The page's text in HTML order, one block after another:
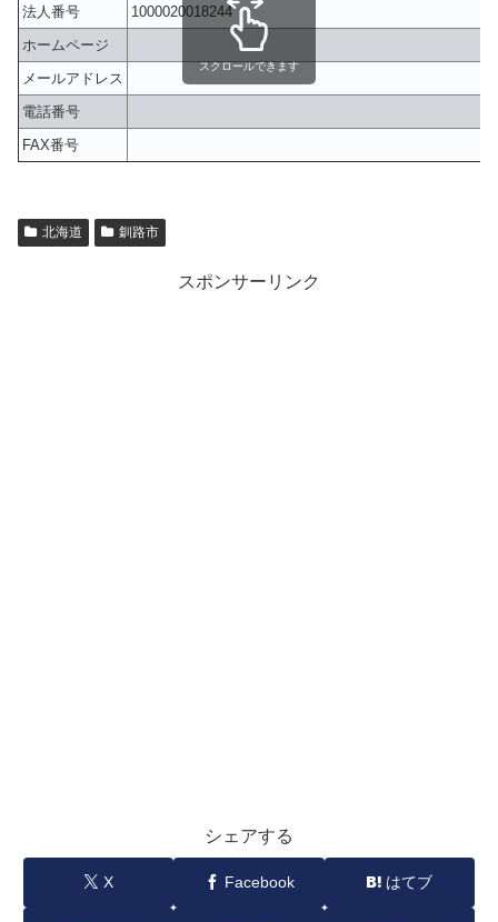
法人番号
1000020018244
ホームページ
メールアドレス
電話番号
FAX番号
スクロールできます
北海道 釧路市
スポンサーリンク
シェアする
X Facebook はてブ